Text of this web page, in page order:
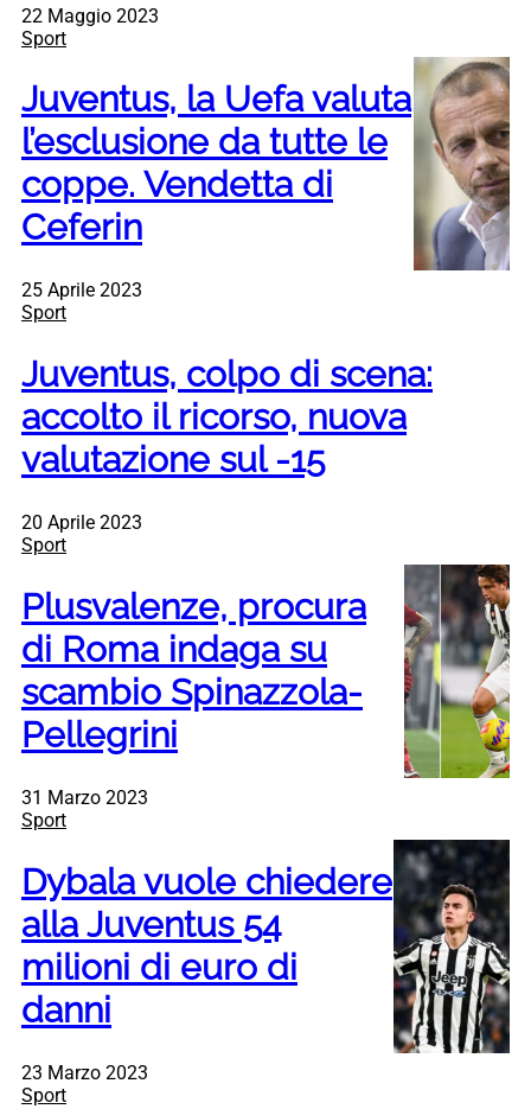
22 Maggio 2023
Sport
Juventus, la Uefa valuta
l’esclusione da tutte le
coppe. Vendetta di
Ceferin
25 Aprile 2023
Sport
Juventus, colpo di scena:
accolto il ricorso, nuova
valutazione sul -15
20 Aprile 2023
Sport
Plusvalenze, procura
di Roma indaga su
scambio Spinazzola-
Pellegrini
31 Marzo 2023
Sport
Dybala vuole chiedere
alla Juventus 54
milioni di euro di
danni
23 Marzo 2023
Sport